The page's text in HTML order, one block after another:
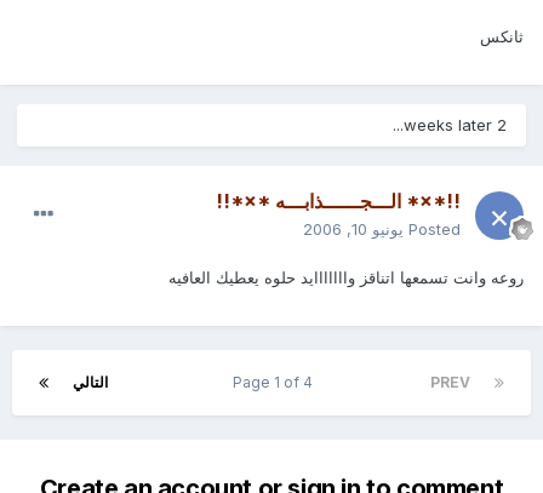
ثانكس
2 weeks later...
!!*×* الـــجــــــذابـــه *×*!!
Posted يونيو 10, 2006
روعه وانت تسمعها اتناقز وااااااايد حلوه يعطيك العافيه
PREV التالي Page 1 of 4